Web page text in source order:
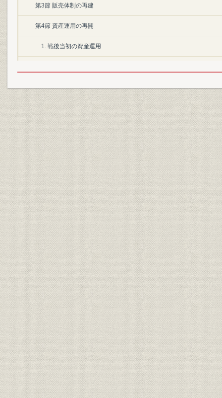
第3節 販売体制の再建
第4節 資産運用の再開
1. 戦後当初の資産運用
3. 資産の増加と資産構成の変化
4. 三菱銀行からボーナス資金の緊急融資
第5節 学術研究への支援と関連事業
1. 財団法人統計研究会への協力
2. 財団法人生命保険文化研究所
3. 日本生命球場の建設
4. 大星産業株式会社
5. 大阪東運送株式会社(現ヒガシ運送サービス)
6. 第一火災海上保険相互会社への経営参加
7. エビス土地建物株式会社(現星光ビル管理)
第7章 蘇 戦後の復興(昭和28年~34年)
第1節 再建の手応え
1. 社会経済の動き
2. 生保業界の動向
3. 当社の状況
第2節 戦後処理